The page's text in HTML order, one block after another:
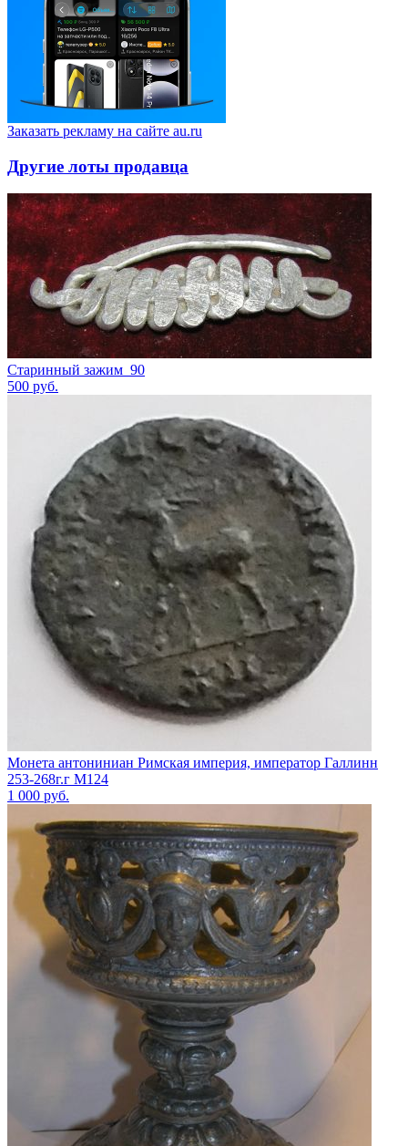
Заказать рекламу на сайте au.ru
Другие лоты продавца
Старинный зажим_90
500 руб.
Монета антониниан Римская империя, император Галлинн
253-268г.г М124
1 000 руб.